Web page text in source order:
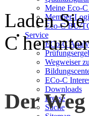
Meine Eco-C
Member-
Eco-C BU/
Service
ECo-C
Wegweiser
ECo-C
Downloads
Presse
Suche
Laden
C
Der